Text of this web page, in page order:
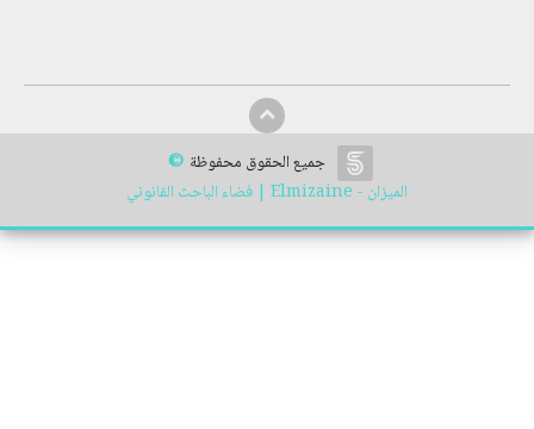
جميع الحقوق محفوظة ©
الميزان - Elmizaine | فضاء الباحث القانوني